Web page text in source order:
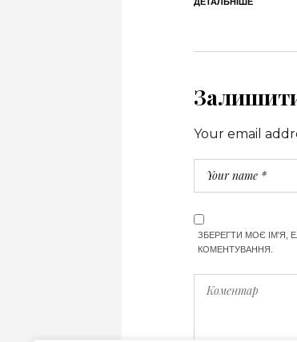
Your email
ЗБЕРЕГТИ МОЄ ІМ'Я,
КОМЕНТУВАННЯ.